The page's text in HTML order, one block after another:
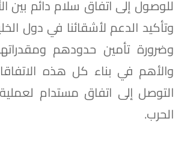
للوصول إلى اتفاق سلام دائم بين
وتأكيد الدعم لأشقائنا في دول
وضرورة تأمين حدودهم
والأهم في بناء كل هذه
التوصل إلى اتفاق مستدام
الحرب.